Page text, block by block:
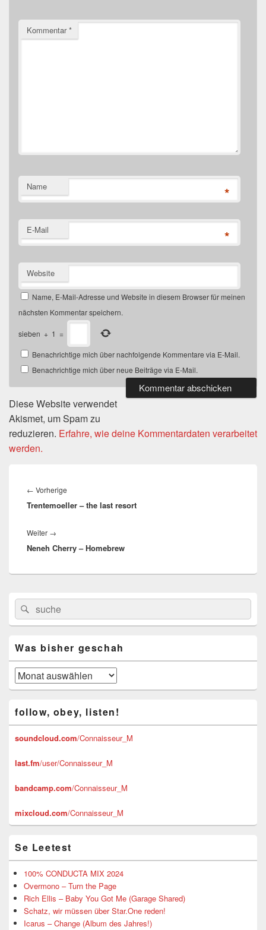
Kommentar*
Name *
E-Mail *
Website
Name, E-Mail-Adresse und Website in diesem Browser für meinen
nächsten Kommentar speichern.
sieben + 1 =
Benachrichtige mich über nachfolgende Kommentare via E-Mail.
Benachrichtige mich über neue Beiträge via E-Mail.
Diese Website verwendet
Akismet, um Spam zu
reduzieren. Erfahre, wie deine Kommentardaten verarbeitet
werden.
← Vorherige
Beitrag:
Trentemoeller – the last resort
Weiter →
Beitrag:
Neneh Cherry – Homebrew
Primärer
Seitenleisten-
Widgetbereich
Suchen
nach:
Suchen
Was bisher geschah
Was
bisher
follow, obey, listen!
soundcloud.com/Connaisseur_M
last.fm/user/Connaisseur_M
bandcamp.com/Connaisseur_M
mixcloud.com/Connaisseur_M
Se Leetest
100% CONDUCTA MIX 2024
Overmono – Turn the Page
Rich Ellis – Baby You Got Me (Garage Shared)
Schatz, wir müssen über Star.One reden!
Icarus – Change (Album des Jahres!)